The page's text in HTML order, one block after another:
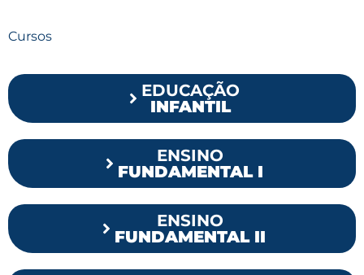
Cursos
EDUCAÇÃO
INFANTIL
ENSINO
FUNDAMENTAL I
ENSINO
FUNDAMENTAL II